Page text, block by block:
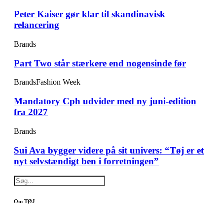
Peter Kaiser gør klar til skandinavisk
relancering
Brands
Part Two står stærkere end nogensinde før
BrandsFashion Week
Mandatory Cph udvider med ny juni-edition
fra 2027
Brands
Sui Ava bygger videre på sit univers: “Tøj er et
nyt selvstændigt ben i forretningen”
Om TØJ